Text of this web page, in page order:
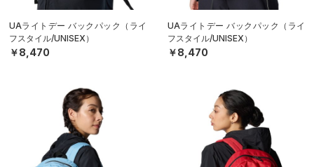
UAライトデー バックパック（ライ
フスタイル/UNISEX）
￥8,470
UAライトデー バックパック（ライ
フスタイル/UNISEX）
￥8,470